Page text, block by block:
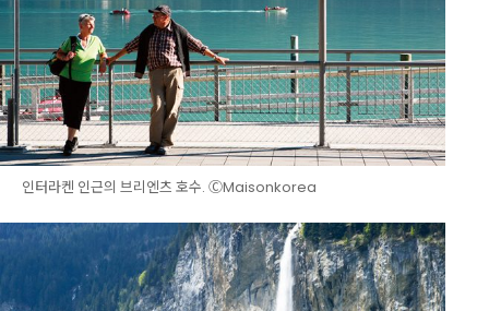
인터라켄 인근의 브리엔츠 호수. ⒸMaisonkorea